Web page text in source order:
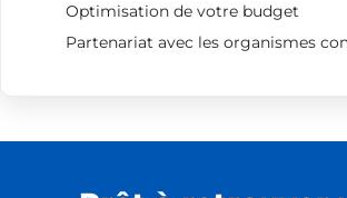
Optimisation de votre budget
Partenariat avec les organismes